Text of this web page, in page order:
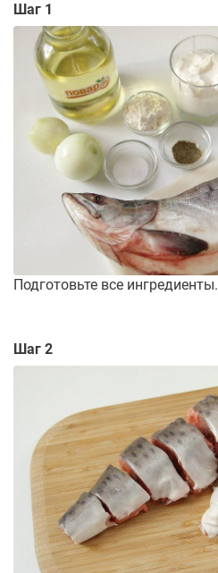
Шаг 1
Подготовьте все ингредиенты.
Шаг 2